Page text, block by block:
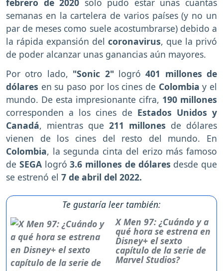
semanas en la cartelera de varios países (y no un
par de meses como suele acostumbrarse) debido a
la rápida expansión del coronavirus, que la privó
de poder alcanzar unas ganancias aún mayores.
Por otro lado, "Sonic 2" logró401 millones de
dólares en su paso por los cines de Colombia y el
mundo. De esta impresionante cifra, 190 millones
corresponden a los cines de Estados Unidos y
Canadá, mientras que 211 millones de dólares
vienen de los cines del resto del mundo. En
Colombia, la segunda cinta del erizo más famoso
de SEGAlogró3.6 millones de dólares desde que
se estrenó el 7 de abril del 2022.
Te gustaría leer también:
X Men 97: ¿Cuándo y a
qué hora se estrena en
Disney+ el sexto
capítulo de la serie de
Marvel Studios?